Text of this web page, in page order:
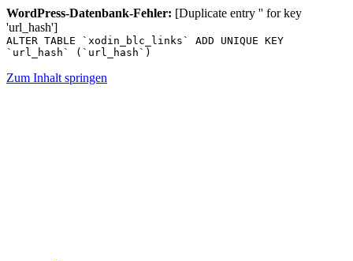
WordPress-Datenbank-Fehler: [Duplicate entry '' for key
'url_hash']
ALTER TABLE `xodin_blc_links` ADD UNIQUE KEY
`url_hash` (`url_hash`)
Zum Inhalt springen